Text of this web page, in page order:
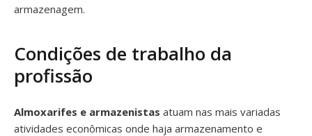
armazenagem.
Condições de trabalho da
profissão
Almoxarifes e armazenistas atuam nas mais variadas
atividades econômicas onde haja armazenamento e